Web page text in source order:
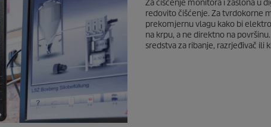
Za čišćenje monitora i zaslona u
redovito čišćenje. Za tvrdokorne
prekomjernu vlagu kako bi
na krpu, a ne direktno na
sredstva za ribanje, razrjeđivač ili